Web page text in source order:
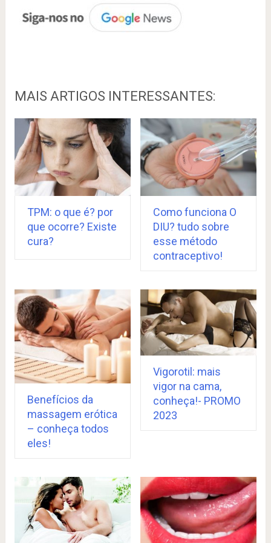
MAIS ARTIGOS INTERESSANTES:
TPM: o que é? por
que ocorre? Existe
cura?
Como funciona O
DIU? tudo sobre
esse método
contraceptivo!
Benefícios da
massagem erótica
– conheça todos
eles!
Vigorotil: mais
vigor na cama,
conheça!- PROMO
2023